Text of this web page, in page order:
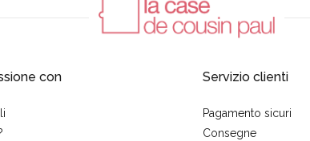
con Servizio clienti
Pagamento sicuri
Consegne